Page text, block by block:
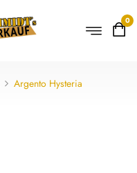
0
Argento Hysteria